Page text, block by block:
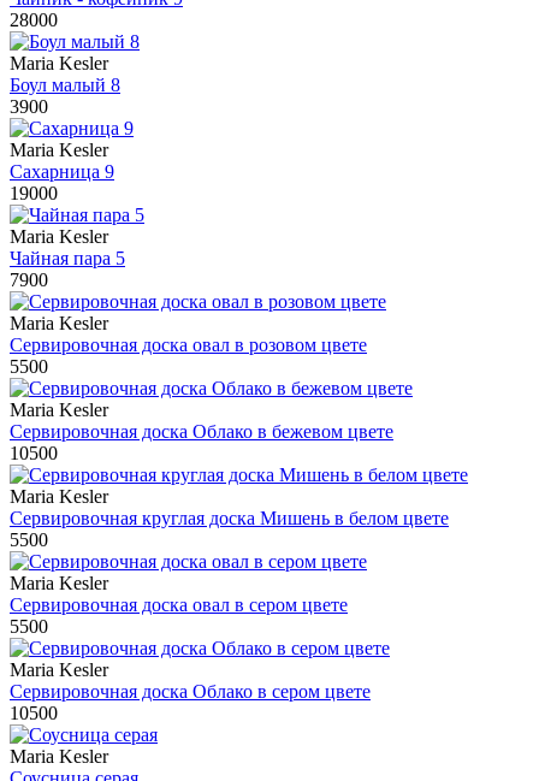
28000
Maria Kesler
Боул малый 8
3900
Maria Kesler
Сахарница 9
19000
Maria Kesler
Чайная пара 5
7900
Maria Kesler
Сервировочная доска овал в розовом цвете
5500
Maria Kesler
Сервировочная доска Облако в бежевом цвете
10500
Maria Kesler
Сервировочная круглая доска Мишень в белом цвете
5500
Maria Kesler
Сервировочная доска овал в сером цвете
5500
Maria Kesler
Сервировочная доска Облако в сером цвете
10500
Maria Kesler